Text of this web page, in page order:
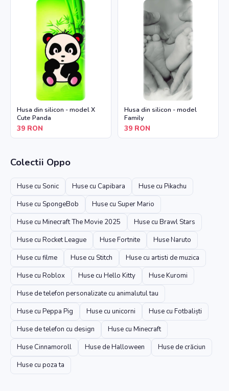
Husa din silicon - model X
Cute Panda
39 RON
Husa din silicon - model
Family
39 RON
Colectii Oppo
Huse cu Sonic Huse cu Capibara
Huse cu Pikachu
Huse cu SpongeBob
Huse cu Super Mario
Huse cu Minecraft The Movie 2025
Huse cu Brawl Stars
Huse cu Rocket League
Huse Fortnite
Huse Naruto
Huse cu filme
Huse cu Stitch
Huse cu artisti de muzica
Huse cu Roblox
Huse cu Hello Kitty
Huse Kuromi
Huse de telefon personalizate cu animalutul tau
Huse cu Peppa Pig
Huse cu unicorni
Huse cu Fotbaliști
Huse de telefon cu design
Huse cu Minecraft
Huse Cinnamoroll
Huse de Halloween
Huse de crăciun
Huse cu poza ta